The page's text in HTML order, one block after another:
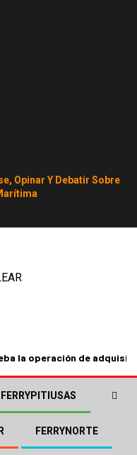
Opinar Y Debatir Sobre
la operación de
FERRYPITIUSAS
FERRYNORTE